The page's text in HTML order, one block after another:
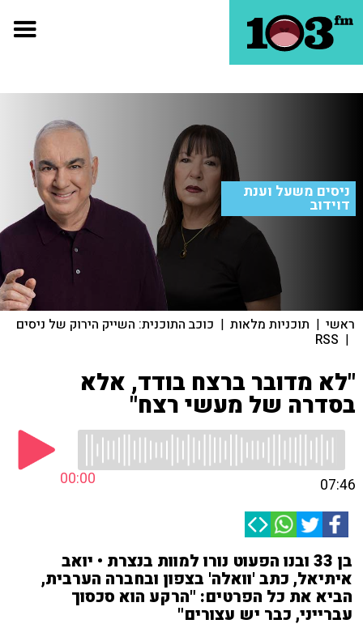
ניסים משעל וענת
דוידוב
ראשי | תוכניות מלאות | כוכב התוכנית: השייק הירוק של ניסים
|
RSS
"לא מדובר ברצח בודד, אלא
בסדרה של מעשי רצח"
00:00 07:46
בן 33 ובנו הפעוט נורו למוות בנצרת • יואב
איתיאל, כתב 'וואלה' בצפון ובחברה הערבית,
הביא את כל הפרטים: "הרקע הוא סכסוך
עברייני, כבר יש עצורים"